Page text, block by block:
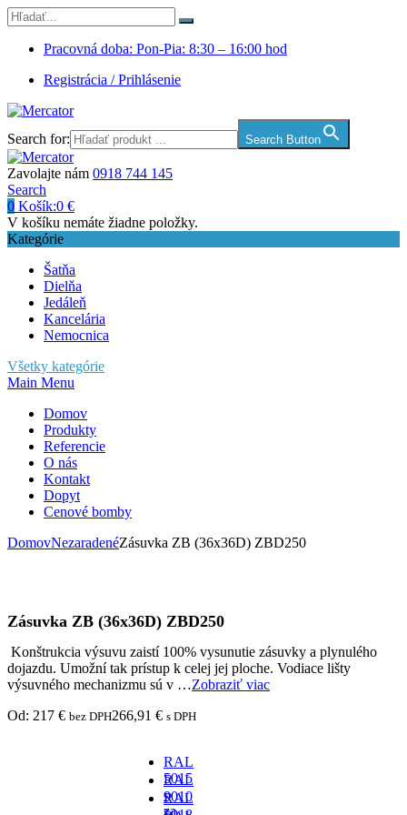
Pracovná doba: Pon-Pia: 8:30 – 16:00 hod
Registrácia / Prihlásenie
Search for: Search Button
Zavolajte nám 0918 744 145
Search
0 Košík:0 €
V košíku nemáte žiadne položky.
Kategórie
Šatňa
Dielňa
Jedáleň
Kancelária
Nemocnica
Všetky kategórie
Main Menu
Domov
Produkty
Referencie
O nás
Kontakt
Dopyt
Cenové bomby
DomovNezaradenéZásuvka ZB (36x36D) ZBD250
Zásuvka ZB (36x36D) ZBD250
Konštrukcia výsuvu zaistí 100% vysunutie zásuvky a plynulého
dojazdu. Umožní tak prístup k celej jej ploche. Vodiace lišty
výsuvného mechanizmu sú v …Zobraziť viac
Od: 217 € bez DPH266,91 € s DPH
RAL
5015
-
za
RAL
9010
RAL